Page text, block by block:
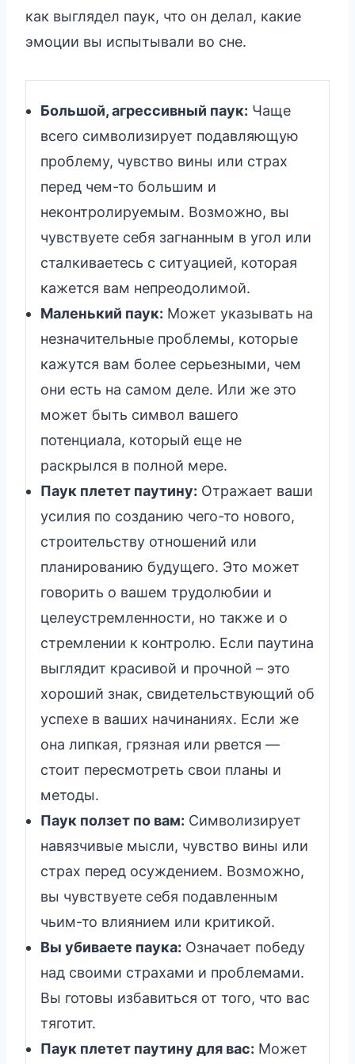
как выглядел паук, что он делал, какие
эмоции вы испытывали во сне.
Большой, агрессивный паук: Чаще
всего символизирует подавляющую
проблему, чувство вины или страх
перед чем-то большим и
неконтролируемым. Возможно, вы
чувствуете себя загнанным в угол или
сталкиваетесь с ситуацией, которая
кажется вам непреодолимой.
Маленький паук: Может указывать на
незначительные проблемы, которые
кажутся вам более серьезными, чем
они есть на самом деле. Или же это
может быть символ вашего
потенциала, который еще не
раскрылся в полной мере.
Паук плетет паутину: Отражает ваши
усилия по созданию чего-то нового,
строительству отношений или
планированию будущего. Это может
говорить о вашем трудолюбии и
целеустремленности, но также и о
стремлении к контролю. Если паутина
выглядит красивой и прочной – это
хороший знак, свидетельствующий об
успехе в ваших начинаниях. Если же
она липкая, грязная или рвется —
стоит пересмотреть свои планы и
методы.
Паук ползет по вам: Символизирует
навязчивые мысли, чувство вины или
страх перед осуждением. Возможно,
вы чувствуете себя подавленным
чьим-то влиянием или критикой.
Вы убиваете паука: Означает победу
над своими страхами и проблемами.
Вы готовы избавиться от того, что вас
тяготит.
Паук плетет паутину для вас: Может